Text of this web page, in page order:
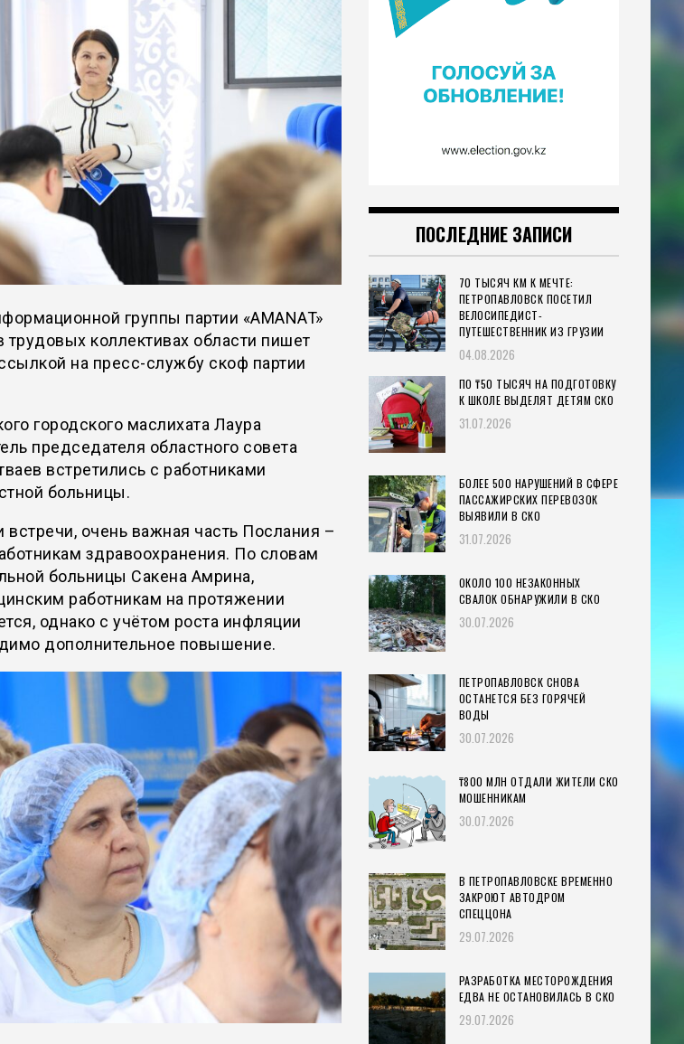
группы партии «AMANAT»
коллективах области пишет
на пресс-службу скоф партии
городского маслихата Лаура
председателя областного совета
встретились с работниками
больницы.
встречи, очень важная часть Послания –
здравоохранения. По словам
больницы Сакена Амрина,
работникам на протяжении
однако с учётом роста инфляции
дополнительное повышение.
ПОСЛЕДНИЕ ЗАПИСИ
70 ТЫСЯЧ КМ К МЕЧТЕ:
ПЕТРОПАВЛОВСК ПОСЕТИЛ
ВЕЛОСИПЕДИСТ-
ПУТЕШЕСТВЕННИК ИЗ ГРУЗИИ
04.08.2026
ПО ₸50 ТЫСЯЧ НА ПОДГОТОВКУ
К ШКОЛЕ ВЫДЕЛЯТ ДЕТЯМ СКО
31.07.2026
БОЛЕЕ 500 НАРУШЕНИЙ В СФЕРЕ
ПАССАЖИРСКИХ ПЕРЕВОЗОК
ВЫЯВИЛИ В СКО
31.07.2026
ОКОЛО 100 НЕЗАКОННЫХ
СВАЛОК ОБНАРУЖИЛИ В СКО
30.07.2026
ПЕТРОПАВЛОВСК СНОВА
ОСТАНЕТСЯ БЕЗ ГОРЯЧЕЙ
ВОДЫ
30.07.2026
₸800 МЛН ОТДАЛИ ЖИТЕЛИ СКО
МОШЕННИКАМ
30.07.2026
В ПЕТРОПАВЛОВСКЕ ВРЕМЕННО
ЗАКРОЮТ АВТОДРОМ
СПЕЦЦОНА
29.07.2026
РАЗРАБОТКА МЕСТОРОЖДЕНИЯ
ЕДВА НЕ ОСТАНОВИЛАСЬ В СКО
29.07.2026